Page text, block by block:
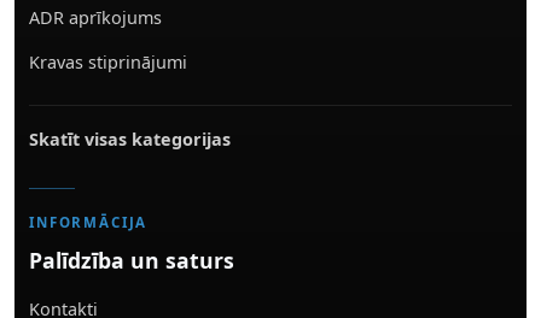
ADR aprīkojums
Kravas stiprinājumi
Skatīt visas kategorijas
INFORMĀCIJA
Palīdzība un saturs
Kontakti